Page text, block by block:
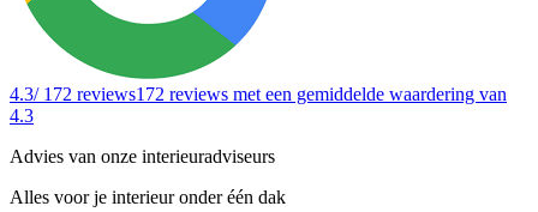
4.3/ 172 reviews172 reviews met een gemiddelde waardering van
4.3
Advies van onze interieuradviseurs
Alles voor je interieur onder één dak